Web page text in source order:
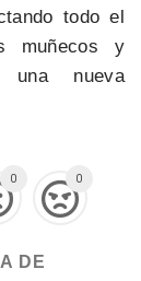
todo el
muñecos y
una nueva
0 0
DE